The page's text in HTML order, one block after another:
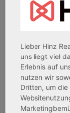
Bestandsobjekt
Gesamtfläche:
Gesamtpreis:
AfA Degressive
Lieber Hinz
uns liegt viel
Erlebnis auf
nutzen wir
Dritten, um